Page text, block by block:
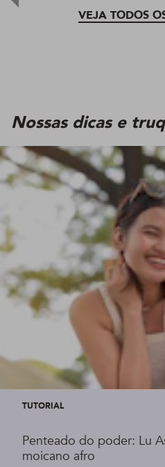
VEJA TODOS
Nossas dicas e
TUTORIAL
Penteado do poder: Lu
moicano afro